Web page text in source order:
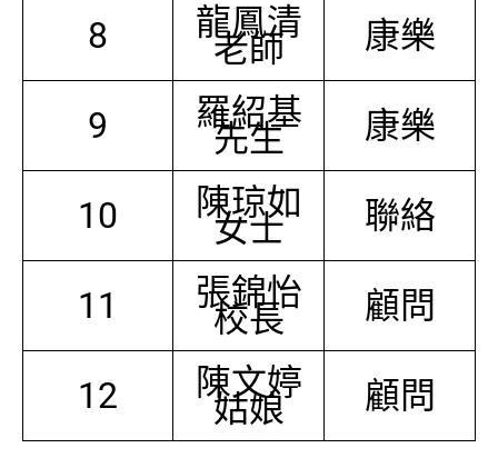
8 龍鳳清
老師 康樂
9 羅紹基
先生 康樂
10 陳琼如
女士 聯絡
11 張錦怡
校長 顧問
12 陳文婷
姑娘 顧問